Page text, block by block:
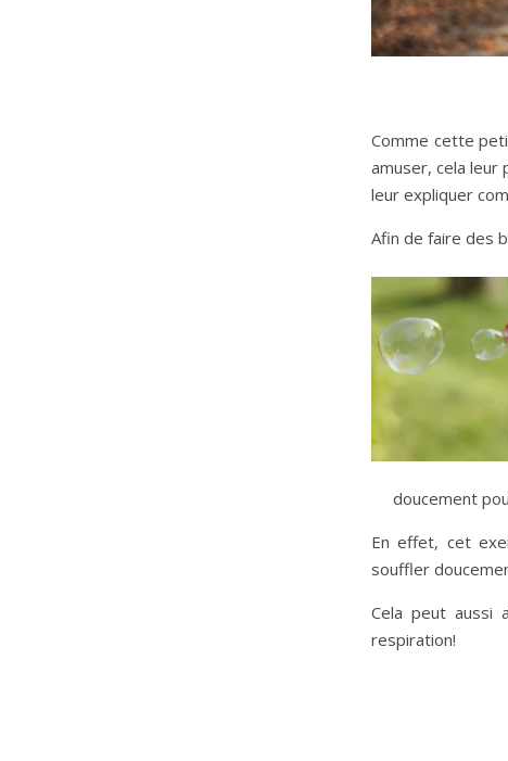
Comme cette
amuser, cela
leur expliquer
Afin de faire des
doucement
En effet, cet
souffler
Cela peut aussi
respiration!